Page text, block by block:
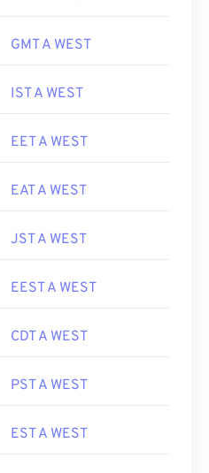
GMT A WEST
IST A WEST
EET A WEST
EAT A WEST
JST A WEST
EEST A WEST
CDT A WEST
PST A WEST
EST A WEST